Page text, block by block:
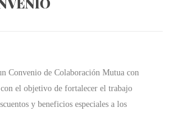
Convenio de Colaboración Mutua con
el objetivo de fortalecer el trabajo
y beneficios especiales a los